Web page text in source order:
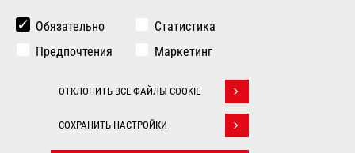
Used Manitou Machines
Gehl
Обязательно
Статистика
Предпочтения
Маркетинг
ОТКЛОНИТЬ ВСЕ ФАЙЛЫ COOKIE
СОХРАНИТЬ НАСТРОЙКИ